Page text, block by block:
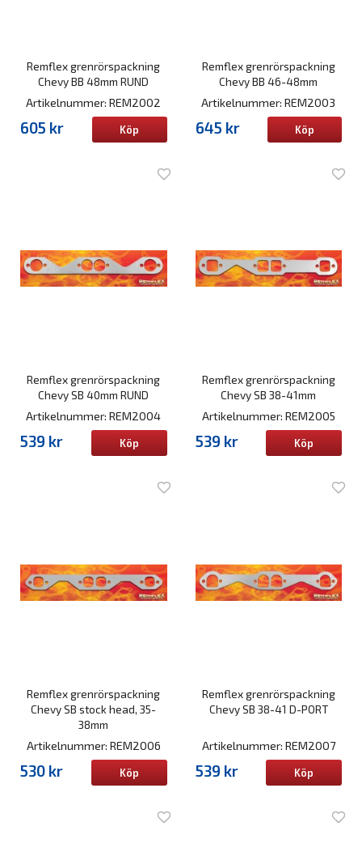
Remflex grenrörspackning
Chevy BB 48mm RUND
Artikelnummer: REM2002
605 kr Köp
Remflex grenrörspackning
Chevy BB 46-48mm
Artikelnummer: REM2003
645 kr Köp
Remflex grenrörspackning
Chevy SB 40mm RUND
Artikelnummer: REM2004
539 kr Köp
Remflex grenrörspackning
Chevy SB 38-41mm
Artikelnummer: REM2005
539 kr Köp
Remflex grenrörspackning
Chevy SB stock head, 35-
38mm
Artikelnummer: REM2006
530 kr Köp
Remflex grenrörspackning
Chevy SB 38-41 D-PORT
Artikelnummer: REM2007
539 kr Köp